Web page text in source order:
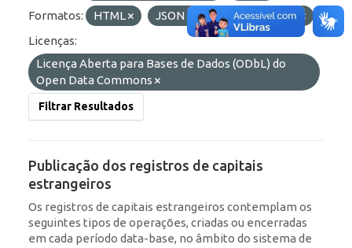
Formatos:
HTML JSON API
OData
Licenças:
Licença Aberta para Bases de Dados (ODbL) do
Open Data Commons
Filtrar Resultados
Publicação dos registros de capitais
estrangeiros
Os registros de capitais estrangeiros contemplam os
seguintes tipos de operações, criadas ou encerradas
em cada período data-base, no âmbito do sistema de